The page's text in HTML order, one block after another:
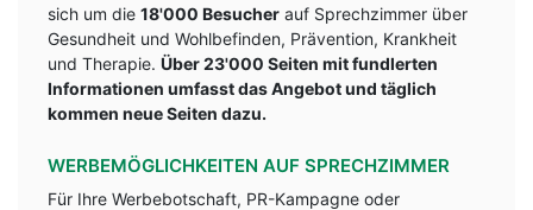
sich um die 18'000 Besucher auf Sprechzimmer über
Gesundheit und Wohlbefinden, Prävention, Krankheit
und Therapie. Über 23'000 Seiten mit fundlerten
Informationen umfasst das Angebot und täglich
kommen neue Seiten dazu.
WERBEMÖGLICHKEITEN AUF SPRECHZIMMER
Für Ihre Werbebotschaft, PR-Kampagne oder